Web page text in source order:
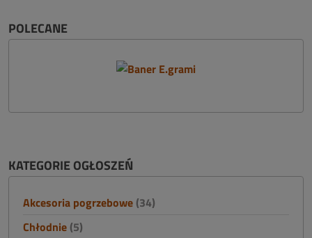
POLECANE
KATEGORIE OGŁOSZEŃ
Akcesoria pogrzebowe (34)
Chłodnie (5)